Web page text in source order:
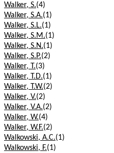
Walker, S.(4)
Walker, S.A.(1)
Walker, S.L.(1)
Walker, S.M.(1)
Walker, S.N.(1)
Walker, S.P.(2)
Walker, T.(3)
Walker, T.D.(1)
Walker, T.W.(2)
Walker, V.(2)
Walker, V.A.(2)
Walker, W.(4)
Walker, W.F.(2)
Walkowski, A.C.(1)
Walkowski, F.(1)